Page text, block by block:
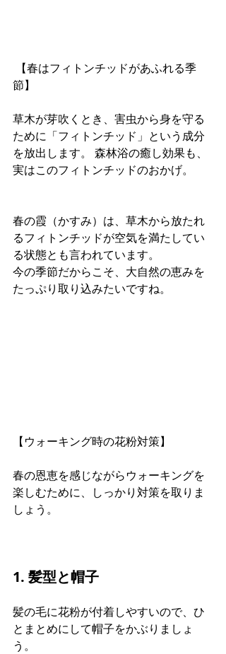
【春はフィトンチッドがあふれる季
節】
草木が芽吹くとき、害虫から身を守る
ために「フィトンチッド」という成分
を放出します。 森林浴の癒し効果も、
実はこのフィトンチッドのおかげ。
春の霞（かすみ）は、草木から放たれ
るフィトンチッドが空気を満たしてい
る状態とも言われています。
今の季節だからこそ、大自然の恵みを
たっぷり取り込みたいですね。
【ウォーキング時の花粉対策】
春の恩恵を感じながらウォーキングを
楽しむために、しっかり対策を取りま
しょう。
1. 髪型と帽子
髪の毛に花粉が付着しやすいので、ひ
とまとめにして帽子をかぶりましょ
う。